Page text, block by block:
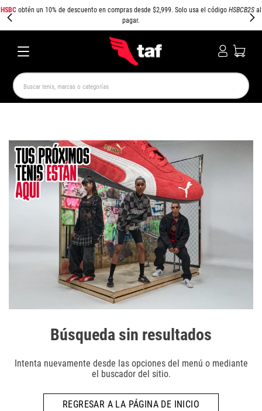
HSBC obtén un 10% de descuento en compras desde $2,999. Solo usa el código HSBCB2S al
pagar.
Buscar tenis, marcas o categorías
Búsqueda sin resultados
Intenta nuevamente desde las opciones del menú o mediante
el buscador del sitio.
REGRESAR A LA PÁGINA DE INICIO
SPEEDCAT SPEZIAL JORDAN 1
PUMA SPEEDCAT CAMPUS